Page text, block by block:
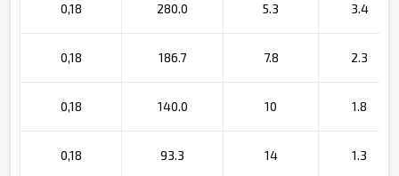
0,18 280.0 5.3 3.4
0,18 186.7 7.8 2.3
0,18 140.0 10 1.8
0,18 93.3 14 1.3